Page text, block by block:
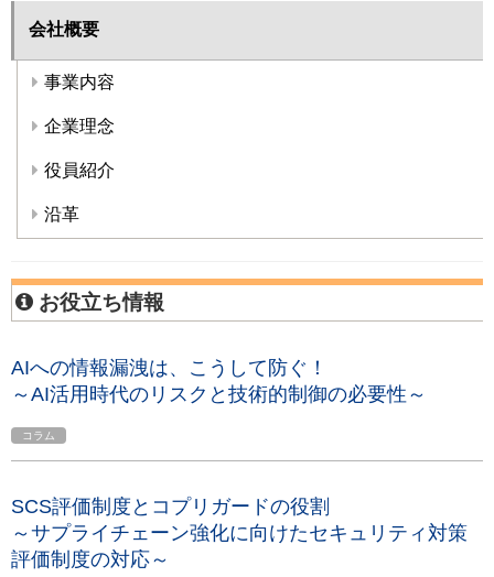
会社概要
事業内容
企業理念
役員紹介
沿革
お役立ち情報
AIへの情報漏洩は、こうして防ぐ！
～AI活用時代のリスクと技術的制御の必要性～
コラム
SCS評価制度とコプリガードの役割
～サプライチェーン強化に向けたセキュリティ対策
評価制度の対応～